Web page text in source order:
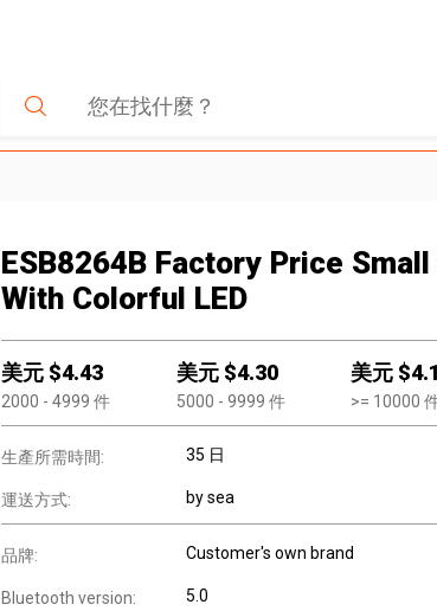
ESB8264B Factory Price
With Colorful LED
美元 $4.43
2000 - 4999 件
美元 $4.30
5000 - 9999 件
美元 $
>= 10000
生產所需時間: 35 日
運送方式: by sea
品牌: Customer's own brand
Bluetooth version: 5.0